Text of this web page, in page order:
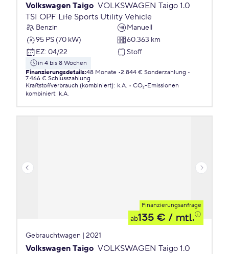
Volkswagen Taigo VOLKSWAGEN Taigo 1.0
TSI OPF Life Sports Utility Vehicle
Benzin
Manuell
95 PS (70 kW)
60.363 km
EZ: 04/22 Stoff
in 4 bis 8 Wochen
Finanzierungsdetails:48 Monate 2.844 € Sonderzahlung
7.466 € Schlusszahlung
Kraftstoffverbrauch (kombiniert): k.A.
CO₂-Emissionen
kombiniert: k.A.
Finanzierungsanfrage
ab135 € / mtl.
Gebrauchtwagen | 2021
Volkswagen Taigo VOLKSWAGEN Taigo 1.0